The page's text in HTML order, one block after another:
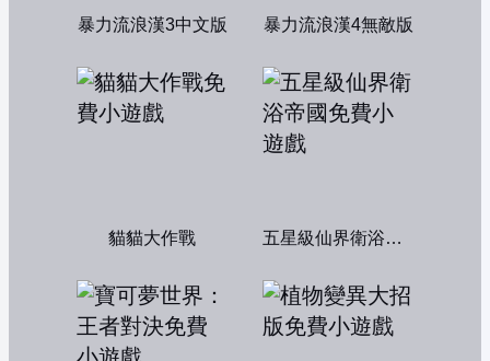
暴力流浪漢3中文版 暴力流浪漢4無敵版
貓貓大作戰 五星級仙界衛浴帝國